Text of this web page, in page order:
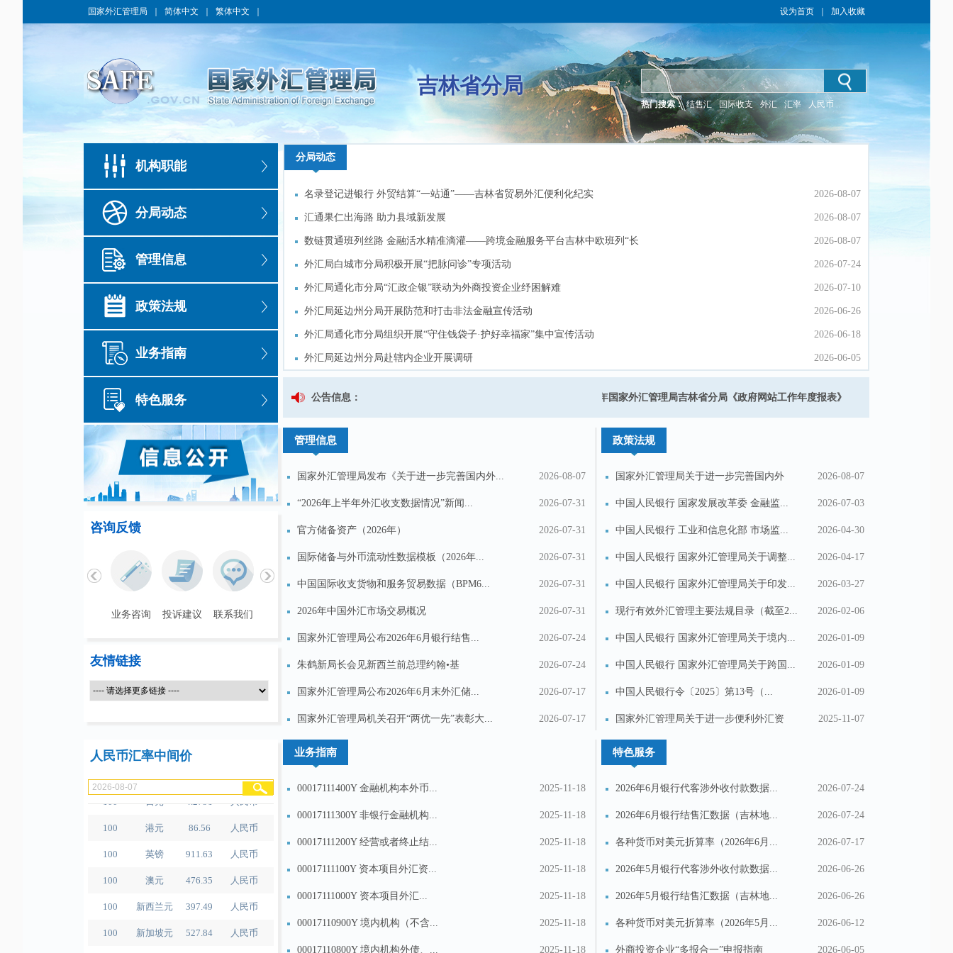
国家外汇管理局 简体中文 繁体中文 设为首页 加入收藏
吉林省分局
热门搜索： 结售汇 国际收支 外汇 汇率 人民币
机构职能
分局动态
管理信息
政策法规
业务指南
特色服务
分局动态
名录登记进银行 外贸结算“一站通”——吉林省贸易外汇便利化纪实 2026-08-07
汇通果仁出海路 助力县域新发展 2026-08-07
数链贯通班列丝路 金融活水精准滴灌——跨境金融服务平台吉林中欧班列“长
满欧号”特色服务赋能...
2026-08-07
外汇局白城市分局积极开展“把脉问诊”专项活动 2026-07-24
外汇局通化市分局“汇政企银”联动为外商投资企业纾困解难 2026-07-10
外汇局延边州分局开展防范和打击非法金融宣传活动 2026-06-26
外汇局通化市分局组织开展“守住钱袋子·护好幸福家”集中宣传活动 2026-06-18
外汇局延边州分局赴辖内企业开展调研 2026-06-05
外汇局延边州分局赴珲春市金融机构开展调研 2026-05-22
分局动态
名录登记进银行 外贸结算“一站通”——吉林省贸易外汇便利化纪实 2026-08-07
汇通果仁出海路 助力县域新发展 2026-08-07
数链贯通班列丝路 金融活水精准滴灌——跨境金融服务平台吉林中欧班列“长
满欧号”特色服务赋能...
2026-08-07
外汇局白城市分局积极开展“把脉问诊”专项活动 2026-07-24
外汇局通化市分局“汇政企银”联动为外商投资企业纾困解难 2026-07-10
外汇局延边州分局开展防范和打击非法金融宣传活动 2026-06-26
外汇局通化市分局组织开展“守住钱袋子·护好幸福家”集中宣传活动 2026-06-18
外汇局延边州分局赴辖内企业开展调研 2026-06-05
外汇局延边州分局赴珲春市金融机构开展调研 2026-05-22
公告信息：
国家外汇管理局吉林省分局关于启用经常项目外汇业务监管章的公告 2025年国家外汇管理局吉林省分局《政府网站工作年度报表》​
咨询反馈
业务咨询 投诉建议 联系我们 业务咨询 投诉建议 联系我们
友情链接
管理信息
国家外汇管理局发布《关于进一步完善国内外... 2026-08-07
“2026年上半年外汇收支数据情况”新闻... 2026-07-31
官方储备资产（2026年） 2026-07-31
国际储备与外币流动性数据模板（2026年... 2026-07-31
中国国际收支货物和服务贸易数据（BPM6... 2026-07-31
2026年中国外汇市场交易概况 2026-07-31
国家外汇管理局公布2026年6月银行结售... 2026-07-24
朱鹤新局长会见新西兰前总理约翰•基 2026-07-24
国家外汇管理局公布2026年6月末外汇储... 2026-07-17
国家外汇管理局机关召开“两优一先”表彰大... 2026-07-17
政策法规
国家外汇管理局关于进一步完善国内外
汇...
2026-08-07
中国人民银行 国家发展改革委 金融监... 2026-07-03
中国人民银行 工业和信息化部 市场监... 2026-04-30
中国人民银行 国家外汇管理局关于调整... 2026-04-17
中国人民银行 国家外汇管理局关于印发... 2026-03-27
现行有效外汇管理主要法规目录（截至2... 2026-02-06
中国人民银行 国家外汇管理局关于境内... 2026-01-09
中国人民银行 国家外汇管理局关于跨国... 2026-01-09
中国人民银行令〔2025〕第13号（... 2026-01-09
国家外汇管理局关于进一步便利外汇资
金...
2025-11-07
人民币汇率中间价
100 日元 4.2791 人民币
业务指南
00017111400Y 金融机构本外币... 2025-11-18
00017111300Y 非银行金融机构... 2025-11-18
00017111200Y 经营或者终止结... 2025-11-18
00017111100Y 资本项目外汇资... 2025-11-18
00017111000Y 资本项目外汇... 2025-11-18
00017110900Y 境内机构（不含... 2025-11-18
00017110800Y 境内机构外债、... 2025-11-18
特色服务
2026年6月银行代客涉外收付款数据... 2026-07-24
2026年6月银行结售汇数据（吉林地... 2026-07-24
各种货币对美元折算率（2026年6月... 2026-07-17
2026年5月银行代客涉外收付款数据... 2026-06-26
2026年5月银行结售汇数据（吉林地... 2026-06-26
各种货币对美元折算率（2026年5月... 2026-06-12
外商投资企业“多报合一”申报指南 2026-06-05